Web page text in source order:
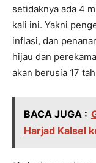
setidaknya ada 4
kali ini. Yakni
inflasi, dan
hijau dan
akan berusia 17
BACA JUGA :
Harjad Kalsel